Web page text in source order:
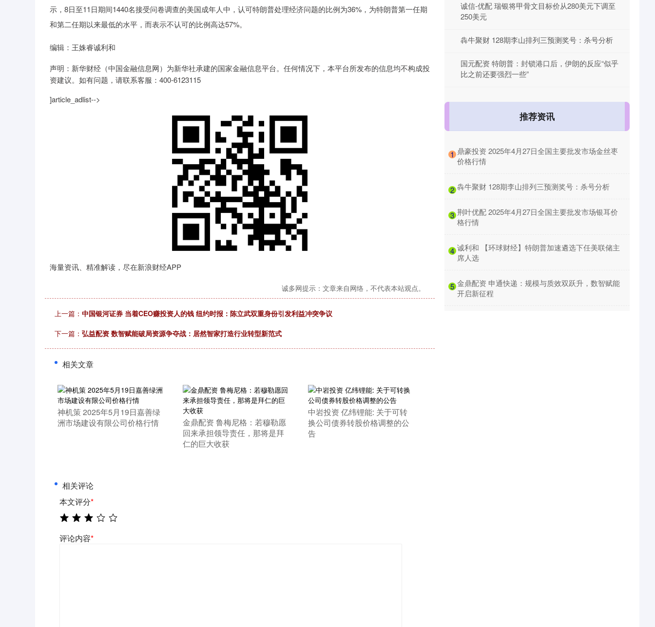
示，8日至11日期间1440名接受问卷调查的美国成年人中，认可特朗普处理经济问题的比例为36%，为特朗普第一任期
和第二任期以来最低的水平，而表示不认可的比例高达57%。
编辑：王姝睿诚利和
声明：新华财经（中国金融信息网）为新华社承建的国家金融信息平台。任何情况下，本平台所发布的信息均不构成投
资建议。如有问题，请联系客服：400-6123115
]article_adlist-->
海量资讯、精准解读，尽在新浪财经APP
诚多网提示：文章来自网络，不代表本站观点。
上一篇： 中国银河证券 当着CEO赚投资人的钱 纽约时报：陈立武双重身份引发利益冲突争议
下一篇： 弘益配资 数智赋能破局资源争夺战：居然智家打造行业转型新范式
相关文章
​神机策 2025年5月19日嘉善绿
洲市场建设有限公司价格行情
​金鼎配资 鲁梅尼格：若穆勒愿
回来承担领导责任，那将是拜
仁的巨大收获
​中岩投资 亿纬锂能: 关于可转
换公司债券转股价格调整的公
告
相关评论
本文评分*
评论内容*
诚信-优配 瑞银将甲骨文目标价从280美元下调至
250美元
犇牛聚财 128期李山排列三预测奖号：杀号分析
国元配资 特朗普：封锁港口后，伊朗的反应“似乎
比之前还要强烈一些”
推荐资讯
1 ​鼎豪投资 2025年4月27日全国主要批发市场金丝枣
价格行情
2 ​犇牛聚财 128期李山排列三预测奖号：杀号分析
3 ​荆叶优配 2025年4月27日全国主要批发市场银耳价
格行情
4 ​诚利和 【环球财经】特朗普加速遴选下任美联储主
席人选
5 ​金鼎配资 申通快递：规模与质效双跃升，数智赋能
开启新征程